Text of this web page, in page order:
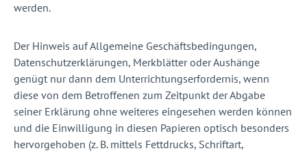
werden.
Der Hinweis auf Allgemeine Geschäftsbedingungen,
Datenschutzerklärungen, Merkblätter oder Aushänge
genügt nur dann dem Unterrichtungserfordernis, wenn
diese von dem Betroffenen zum Zeitpunkt der Abgabe
seiner Erklärung ohne weiteres eingesehen werden können
und die Einwilligung in diesen Papieren optisch besonders
hervorgehoben (z. B. mittels Fettdrucks, Schriftart,